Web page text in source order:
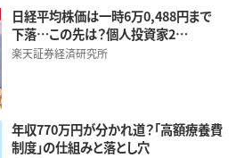
日経平均株価は一時6万0,488円まで
下落…この先は？個人投資家2…
楽天証券経済研究所
年収770万円が分かれ道？「高額療養費
制度」の仕組みと落とし穴